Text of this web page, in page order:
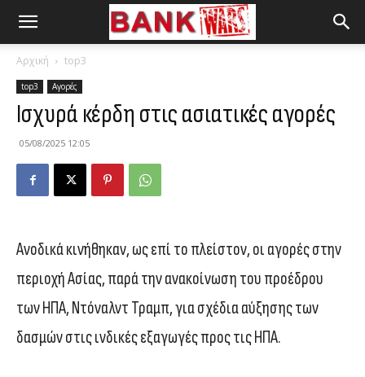
Αρχική top3
top3 Αγορές
Ισχυρά κέρδη στις ασιατικές αγορές
05/08/2025 12:05
Ανοδικά κινήθηκαν, ως επί το πλείστον, οι αγορές στην
περιοχή Ασίας, παρά την ανακοίνωση του προέδρου
των ΗΠΑ, Ντόναλντ Τραμπ, για σχέδια αύξησης των
δασμών στις ινδικές εξαγωγές προς τις ΗΠΑ.